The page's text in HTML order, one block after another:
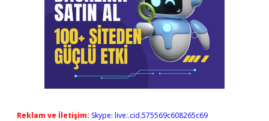
Reklam ve İletişim: Skype: live:.cid.575569c608265c69